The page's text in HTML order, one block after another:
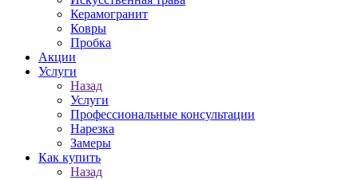
Керамогранит
Ковры
Пробка
Акции
Услуги
Назад
Услуги
Профессиональные консультации
Нарезка
Замеры
Как купить
Назад